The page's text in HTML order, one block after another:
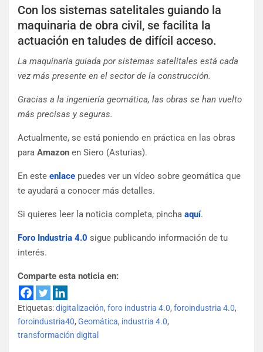
Con los sistemas satelitales guiando la
maquinaria de obra civil, se facilita la
actuación en taludes de difícil acceso.
La maquinaria guiada por sistemas satelitales está cada
vez más presente en el sector de la construcción.
Gracias a la ingeniería geomática, las obras se han vuelto
más precisas y seguras.
Actualmente, se está poniendo en práctica en las obras
para Amazon en Siero (Asturias).
En este enlace puedes ver un vídeo sobre geomática que
te ayudará a conocer más detalles.
Si quieres leer la noticia completa, pincha aquí.
Foro Industria 4.0 sigue publicando información de tu
interés.
Comparte esta noticia en:
Etiquetas:digitalización, foro industria 4.0, foroindustria 4.0,
foroindustria40, Geomática, industria 4.0,
transformación digital